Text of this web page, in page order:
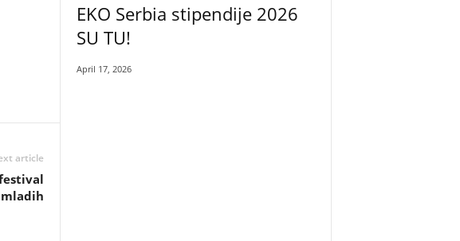
article
mladih
EKO Serbia stipendije 2026
SU TU!
April 17, 2026